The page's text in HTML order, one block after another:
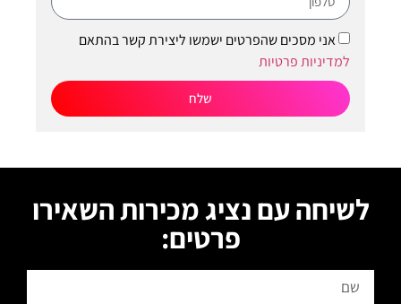
אני מסכים שהפרטים ישמשו ליצירת קשר בהתאם
למדיניות פרטיות
לשיחה עם נציג מכירות השאירו
פרטים: